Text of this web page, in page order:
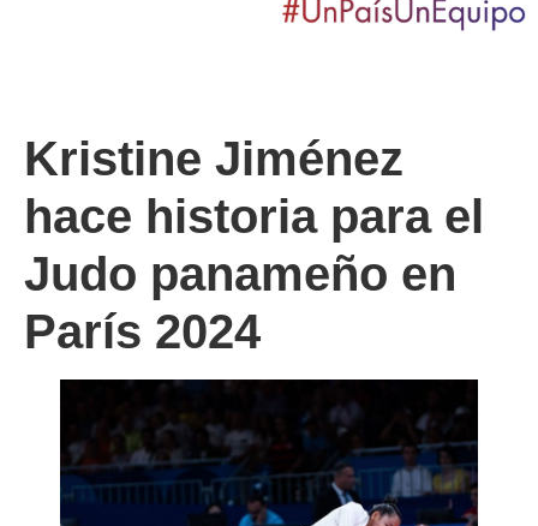
Kristine Jiménez
hace historia para el
Judo panameño en
París 2024